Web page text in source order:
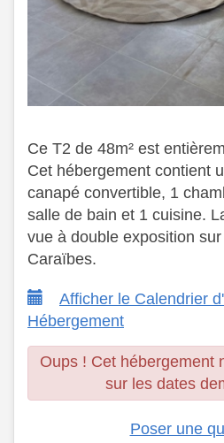
Ce T2 de 48m² est
Cet hébergement contient
canapé convertible, 1
salle de bain et 1 cuisine.
vue à double exposition
Caraïbes.
Afficher le Calendrier
Hébergement
Oups ! Cet hébergement
sur les dates
Poser une